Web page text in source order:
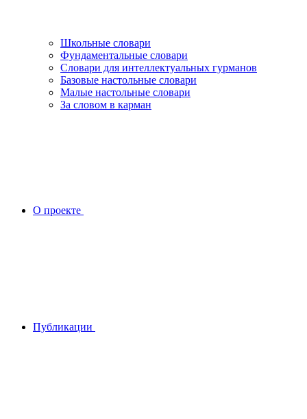
Школьные словари
Фундаментальные словари
Словари для интеллектуальных гурманов
Базовые настольные словари
Малые настольные словари
За словом в карман
О проекте
Публикации